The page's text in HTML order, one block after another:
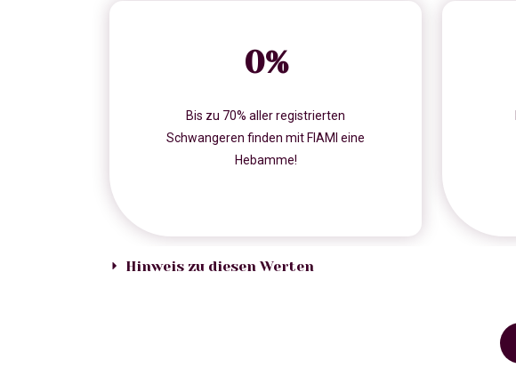
0%
Bis zu 70% aller registrierten
Schwangeren finden mit FIAMI eine
Hebamme!
Hinweis zu diesen Werten